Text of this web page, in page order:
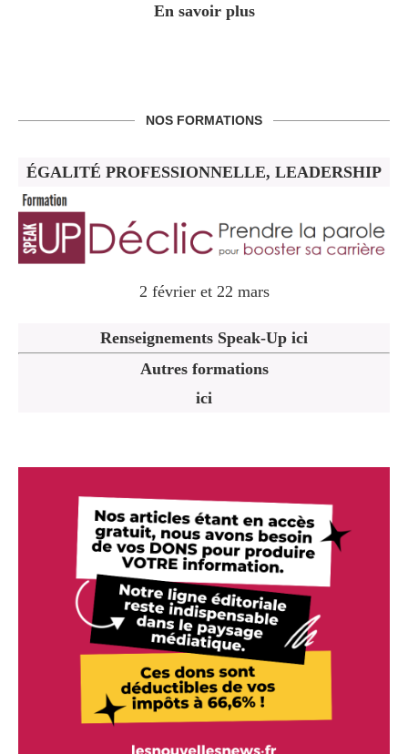
En savoir plus
NOS FORMATIONS
ÉGALITÉ PROFESSIONNELLE, LEADERSHIP
2 février et 22 mars
Renseignements Speak-Up ici
Autres formations
ici